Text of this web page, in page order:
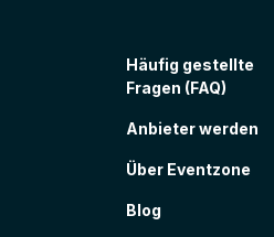
Häufig gestellte
Fragen (FAQ)
Anbieter werden
Über Eventzone
Blog